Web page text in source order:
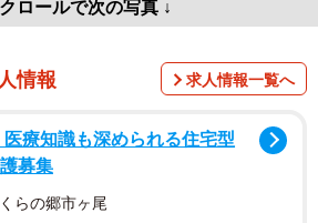
ロールで次の写真 ↓
情報 求人情報一覧へ
療知識も深められる住宅型
募集
らの郷市ヶ尾